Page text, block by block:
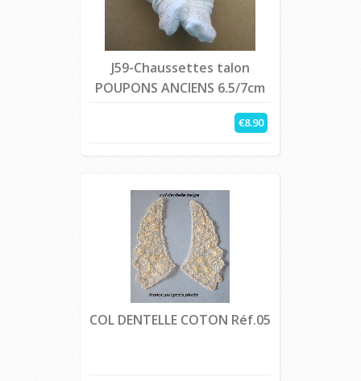
J59-Chaussettes talon
POUPONS ANCIENS 6.5/7cm
€8.90
COL DENTELLE COTON Réf.05